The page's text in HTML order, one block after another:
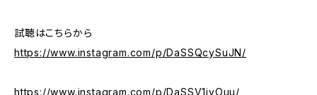
試聴はこちらから
https://www.instagram.com/p/DaSSQcySuJN/
https://www.instagram.com/p/DaSSV1jyOuu/